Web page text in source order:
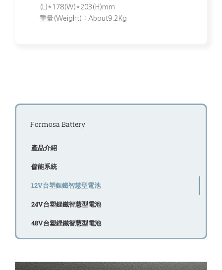
(L)*178(W)*203(H)mm
重量(Weight)：About9.2Kg
Formosa Battery
產品介紹
儲能系統
12V台塑鋰鐵智慧型電池
24V台塑鋰鐵智慧型電池
48V台塑鋰鐵智慧型電池